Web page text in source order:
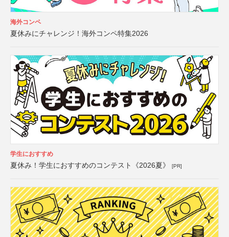
海外コンペ
夏休みにチャレンジ！海外コンペ特集2026
学生におすすめ
夏休み！学生におすすめのコンテスト《2026夏》 [PR]